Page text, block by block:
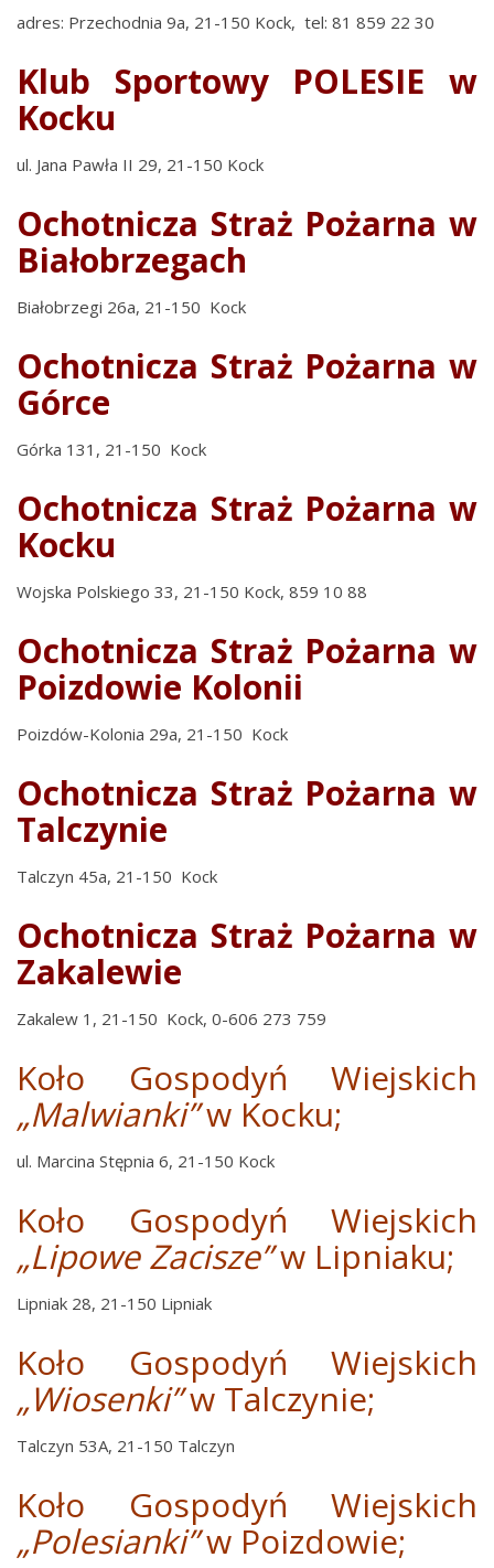
adres: Przechodnia 9a, 21-150 Kock, tel: 81 859 22 30
Klub Sportowy POLESIE w
Kocku
ul. Jana Pawła II 29, 21-150 Kock
Ochotnicza Straż Pożarna w
Białobrzegach
Białobrzegi 26a, 21-150 Kock
Ochotnicza Straż Pożarna w
Górce
Górka 131, 21-150 Kock
Ochotnicza Straż Pożarna w
Kocku
Wojska Polskiego 33, 21-150 Kock, 859 10 88
Ochotnicza Straż Pożarna w
Poizdowie Kolonii
Poizdów-Kolonia 29a, 21-150 Kock
Ochotnicza Straż Pożarna w
Talczynie
Talczyn 45a, 21-150 Kock
Ochotnicza Straż Pożarna w
Zakalewie
Zakalew 1, 21-150 Kock, 0-606 273 759
Koło Gospodyń Wiejskich
„Malwianki”w Kocku;
ul. Marcina Stępnia 6, 21-150 Kock
Koło Gospodyń Wiejskich
„Lipowe Zacisze”w Lipniaku;
Lipniak 28, 21-150 Lipniak
Koło Gospodyń Wiejskich
„Wiosenki”w Talczynie;
Talczyn 53A, 21-150 Talczyn
Koło Gospodyń Wiejskich
„Polesianki”w Poizdowie;